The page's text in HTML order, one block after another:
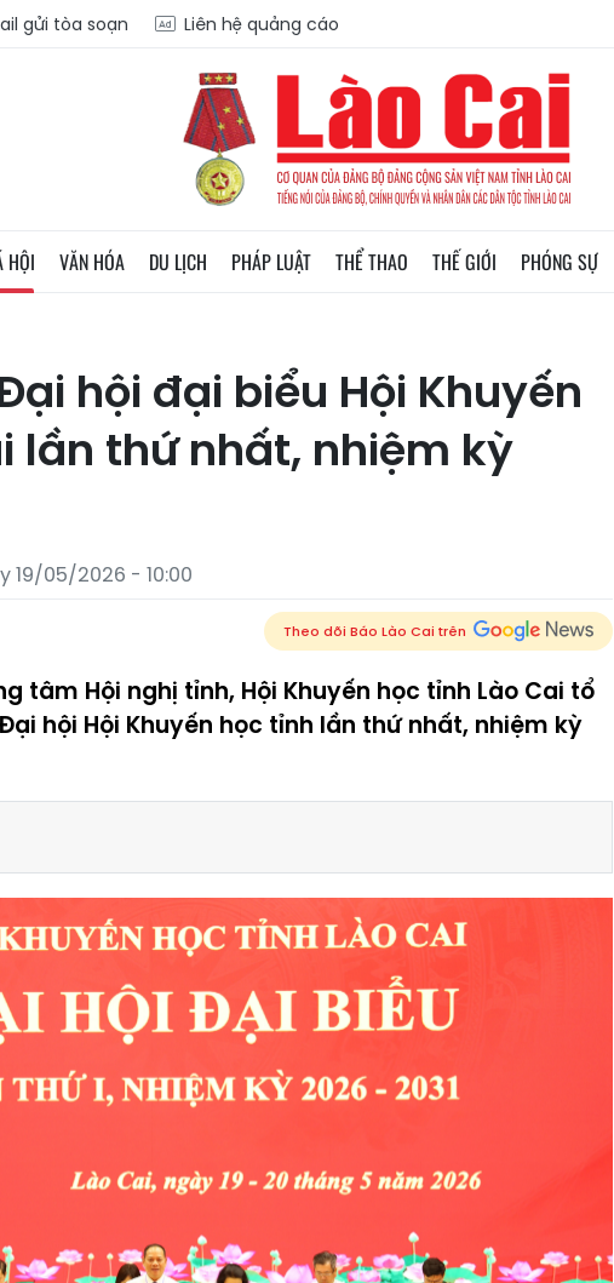
gửi tòa soạn Liên hệ quảng cáo
HỘI VĂN HÓA DU LỊCH PHÁP LUẬT THỂ THAO THẾ GIỚI PHÓNG SỰ
hội đại biểu Hội Khuyến
lần thứ nhất, nhiệm kỳ
19/05/2026 - 10:00
Theo dõi Báo Lào Cai trên
tâm Hội nghị tỉnh, Hội Khuyến học tỉnh Lào Cai tổ
hội Hội Khuyến học tỉnh lần thứ nhất, nhiệm kỳ